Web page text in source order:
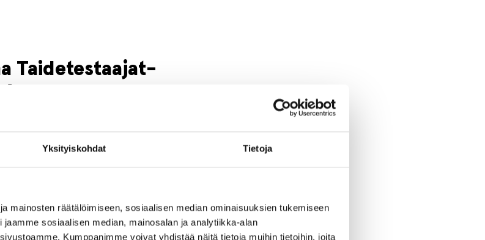
Yksityiskohdat Tietoja
mainosten räätälöimiseen, sosiaalisen median ominaisuuksien tukemiseen
sosiaalisen median, mainosalan ja analytiikka-alan
Kumppanimme voivat yhdistää näitä tietoja muihin tietoihin, joita
Taidetestaajat-
tervetulleiksi tanssin
kanssa ja
futuristiseen maailmaan.
on menettänyt
Akim Bakhtaoui haluaa
teattereiden lavoille ja